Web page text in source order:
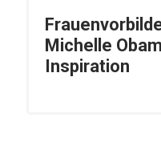
Michelle
Inspiration